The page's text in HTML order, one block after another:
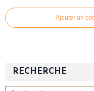
Ajouter un
RECHERCHE